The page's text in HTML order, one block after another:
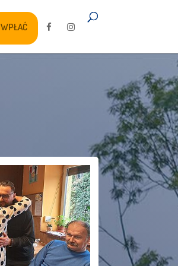
WPŁAĆ